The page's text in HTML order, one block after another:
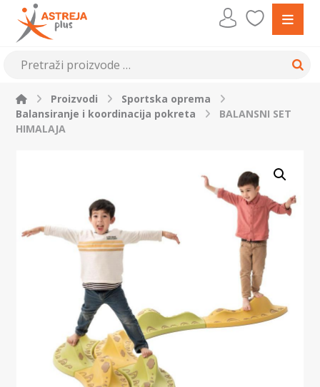
Proizvodi
Sportska oprema
Balansiranje i koordinacija pokreta
BALANSNI SET
HIMALAJA